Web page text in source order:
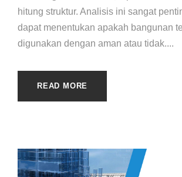
hitung struktur. Analisis ini sangat
dapat menentukan apakah bangunan
digunakan dengan aman atau tidak....
READ MORE